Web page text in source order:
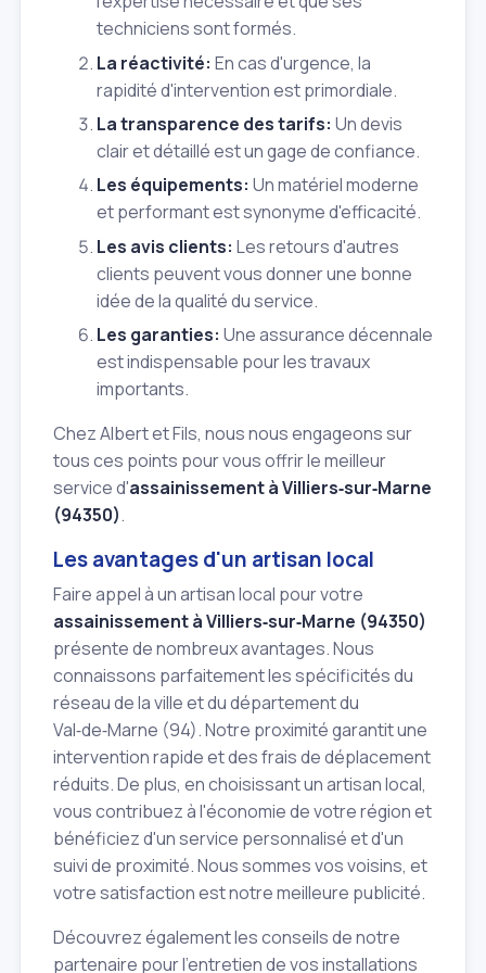
techniciens sont formés.
La réactivité: En cas d'urgence, la
rapidité d'intervention est primordiale.
La transparence des tarifs: Un devis
clair et détaillé est un gage de confiance.
Les équipements: Un matériel moderne
et performant est synonyme d'efficacité.
Les avis clients: Les retours d'autres
clients peuvent vous donner une bonne
idée de la qualité du service.
Les garanties: Une assurance décennale
est indispensable pour les travaux
importants.
Chez Albert et Fils, nous nous engageons sur
tous ces points pour vous offrir le meilleur
service d'assainissement à Villiers‑sur‑Marne
(94350).
Les avantages d'un artisan local
Faire appel à un artisan local pour votre
assainissement à Villiers‑sur‑Marne (94350)
présente de nombreux avantages. Nous
connaissons parfaitement les spécificités du
réseau de la ville et du département du
Val‑de‑Marne (94). Notre proximité garantit une
intervention rapide et des frais de déplacement
réduits. De plus, en choisissant un artisan local,
vous contribuez à l'économie de votre région et
bénéficiez d'un service personnalisé et d'un
suivi de proximité. Nous sommes vos voisins, et
votre satisfaction est notre meilleure publicité.
Découvrez également les conseils de notre
partenaire pour l'entretien de vos installations